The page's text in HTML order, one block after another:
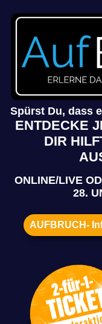
Spürst Du, dass
ENTDECKE
DIR
ONLINE/LIVE
28.
AUFBRUCH-